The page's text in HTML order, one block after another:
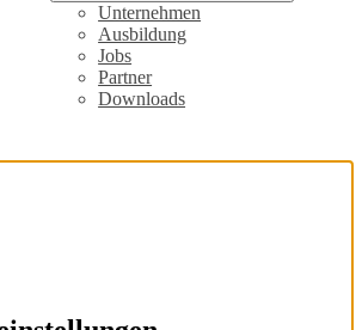
Unternehmen
Ausbildung
Jobs
Partner
Downloads